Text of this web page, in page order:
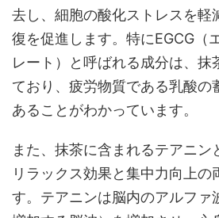
去し、細胞の酸化ストレスを軽
復を促進します。特にEGCG（
レート）と呼ばれる成分は、抹
ており、疲労物質である乳酸の
あることがわかっています。
また、抹茶に含まれるテアニン
リラックス効果と集中力向上の
す。テアニンは脳内のアルファ